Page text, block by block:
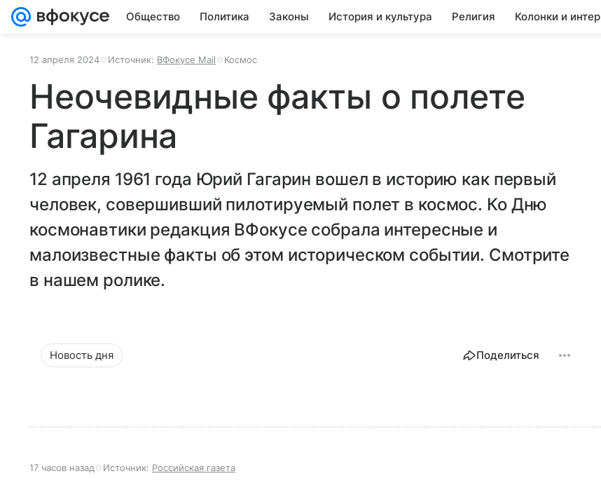
Общество Политика Законы История и культура Религия Колонки и
12 апреля 2024 Источник: ВФокусе Mail Космос
Неочевидные факты о полете
Гагарина
12 апреля 1961 года Юрий Гагарин вошел в историю как первый
человек, совершивший пилотируемый полет в космос. Ко Дню
космонавтики редакция ВФокусе собрала интересные и
малоизвестные факты об этом историческом событии. Смотрите
в нашем ролике.
Новость дня Поделиться
17 часов назад Источник: Российская газета